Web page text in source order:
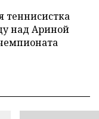
теннисистка
над Ариной